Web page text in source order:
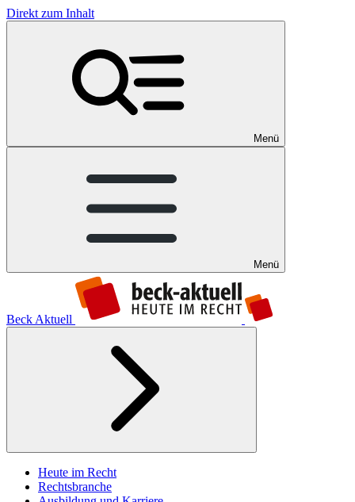
Direkt zum Inhalt
Menü
Menü
Beck Aktuell
Heute im Recht
Rechtsbranche